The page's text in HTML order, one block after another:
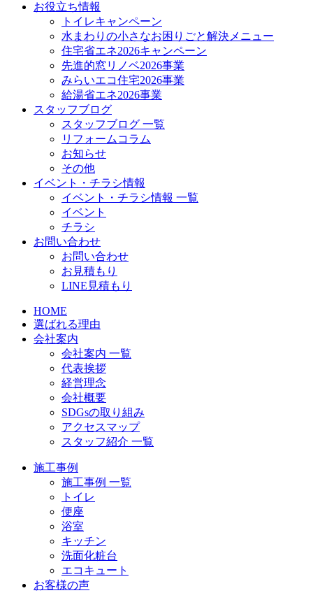
お役立ち情報
トイレキャンペーン
水まわりの小さなお困りごと解決メニュー
住宅省エネ2026キャンペーン
先進的窓リノベ2026事業
みらいエコ住宅2026事業
給湯省エネ2026事業
スタッフブログ
スタッフブログ 一覧
リフォームコラム
お知らせ
その他
イベント・チラシ情報
イベント・チラシ情報 一覧
イベント
チラシ
お問い合わせ
お問い合わせ
お見積もり
LINE見積もり
HOME
選ばれる理由
会社案内
会社案内 一覧
代表挨拶
経営理念
会社概要
SDGsの取り組み
アクセスマップ
スタッフ紹介 一覧
施工事例
施工事例 一覧
トイレ
便座
浴室
キッチン
洗面化粧台
エコキュート
お客様の声